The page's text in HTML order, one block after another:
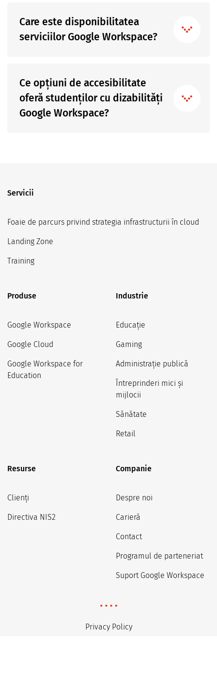
Care este disponibilitatea
serviciilor Google Workspace?
Ce opțiuni de accesibilitate
oferă studenților cu dizabilități
Google Workspace?
Servicii
Foaie de parcurs privind strategia infrastructurii în cloud
Landing Zone
Training
Produse
Google Workspace
Google Cloud
Google Workspace for
Education
Industrie
Educație
Gaming
Administrație publică
Întreprinderi mici și
mijlocii
Sănătate
Retail
Resurse
Clienți
Directiva NIS2
Companie
Despre noi
Carieră
Contact
Programul de parteneriat
Suport Google Workspace
Privacy Policy